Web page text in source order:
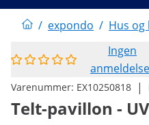
/ expondo / Hus og
Ingen
Varenummer: EX10250818 |
Telt-pavillon -